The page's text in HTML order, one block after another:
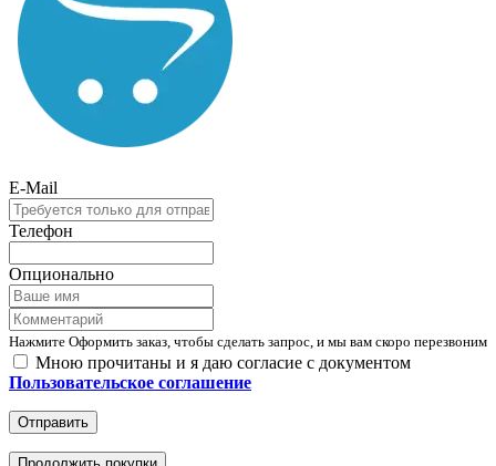
E-Mail
Телефон
Опционально
Нажмите Оформить заказ, чтобы сделать запрос, и мы вам скоро перезвоним
Мною прочитаны и я даю согласие с документом
Пользовательское соглашение
Отправить